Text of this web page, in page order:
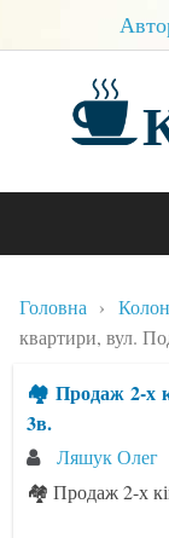
Головна
квартири, вул.
🏘 Продаж 2-х
3в.
Ляшук Олег
🏘 Продаж 2-х